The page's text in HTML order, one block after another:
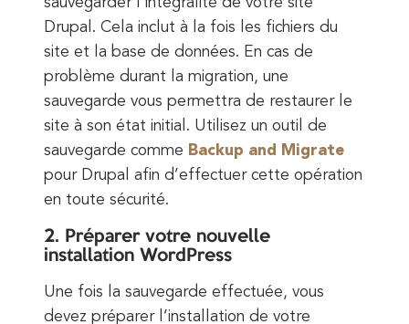
Drupal. Cela inclut à la fois les fichiers du
site et la base de données. En cas de
problème durant la migration, une
sauvegarde vous permettra de restaurer le
site à son état initial. Utilisez un outil de
sauvegarde comme Backup and Migrate
pour Drupal afin d’effectuer cette opération
en toute sécurité.
2. Préparer votre nouvelle
installation WordPress
Une fois la sauvegarde effectuée, vous
devez préparer l’installation de votre